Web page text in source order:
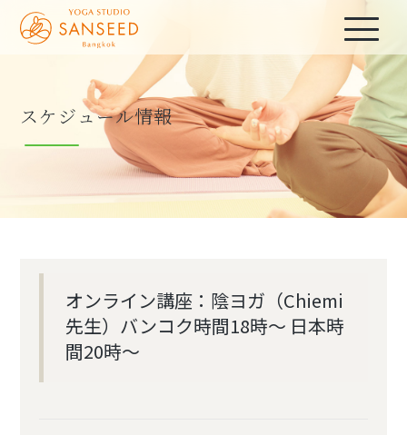
スケジュール情報
オンライン講座：陰ヨガ（Chiemi
先生）バンコク時間18時～ 日本時
間20時～